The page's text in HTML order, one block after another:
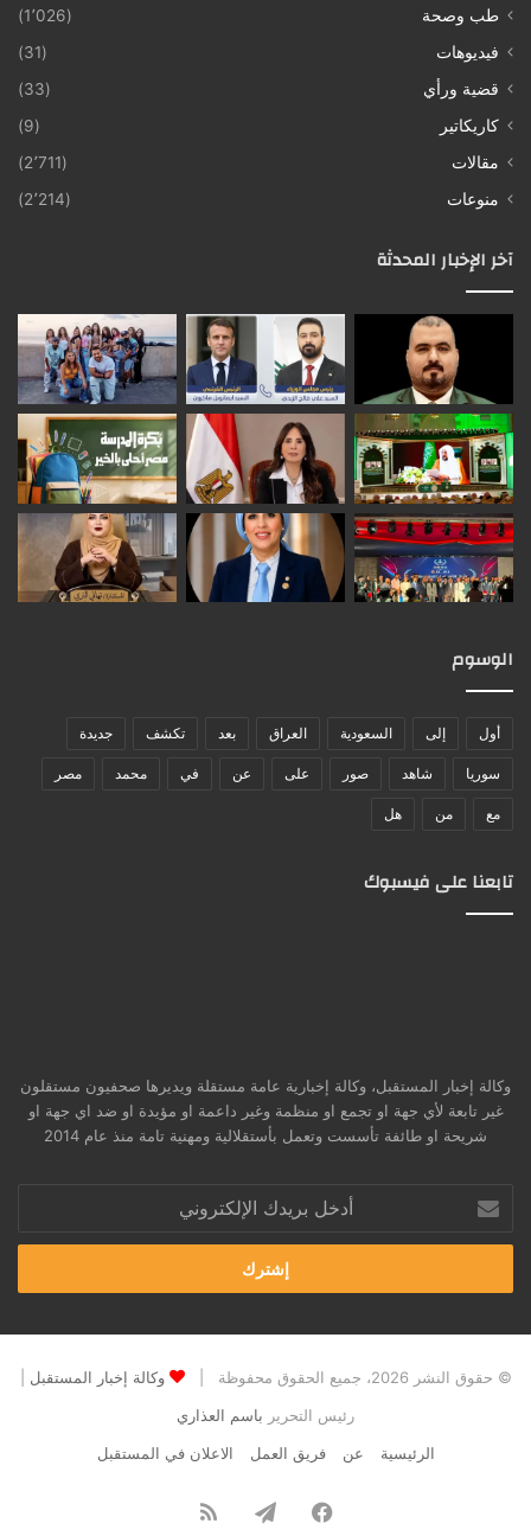
طب وصحة
(1٬026)
فيديوهات
(31)
قضية ورأي
(33)
كاريكاتير
(9)
مقالات
(2٬711)
منوعات
(2٬214)
آخر الإخبار المحدثة
الوسوم
أول إلى السعودية العراق بعد تكشف جديدة
سوريا شاهد صور على عن في محمد مصر
مع من هل
تابعنا على فيسبوك
وكالة إخبار المستقبل، وكالة إخبارية عامة مستقلة ويديرها صحفيون مستقلون
غير تابعة لأي جهة او تجمع او منظمة وغير داعمة او مؤيدة او ضد اي جهة او
شريحة او طائفة تأسست وتعمل بأستقلالية ومهنية تامة منذ عام 2014
بريدك
الإلكتروني
© حقوق النشر 2026، جميع الحقوق محفوظة | وكالة إخبار المستقبل
رئيس التحرير باسم العذاري
الرئيسية
عن فريق العمل الاعلان في المستقبل
فيسبوكتيلقرامملخص